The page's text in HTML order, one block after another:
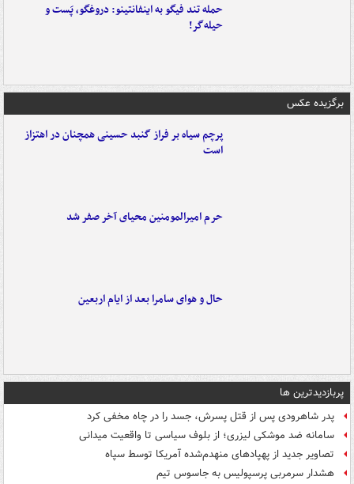
حمله تند فیگو به اینفانتینو: دروغگو، پَست‌ و
حیله‌گر!
برگزیده عکس
پرچم سیاه بر فراز گنبد حسینی همچنان در اهتزاز
است
حرم امیرالمومنین محیای آخر صفر شد
حال و هوای سامرا بعد از ایام اربعین
پربازدیدترین ها
پدر شاهرودی پس از قتل پسرش، جسد را در چاه مخفی کرد
سامانه ضد موشکی لیزری؛ از بلوف سیاسی تا واقعیت میدانی
تصاویر جدید از پهپادهای منهدم‌شده آمریکا توسط سپاه
هشدار سرمربی پرسپولیس به جاسوس تیم